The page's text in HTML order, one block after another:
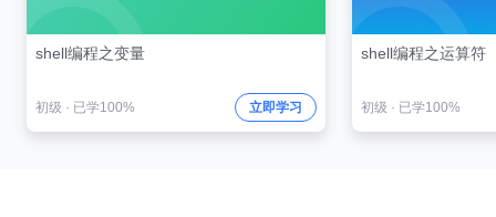
shell编程之变量
初级 · 已学100% 立即学习
shell编程之运算符
初级 · 已学100%